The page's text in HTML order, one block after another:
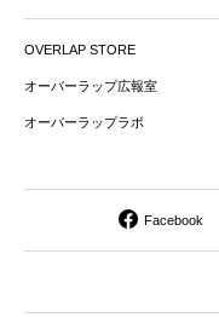
OVERLAP STORE
オーバーラップ広報室
オーバーラップラボ
Facebook